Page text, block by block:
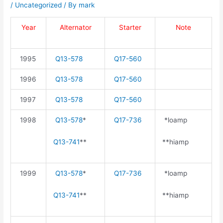
/ Uncategorized / By mark
Year Alternator Starter Note
1995 Q13-578 Q17-560
1996 Q13-578 Q17-560
1997 Q13-578 Q17-560
1998 Q13-578*
Q13-741**
Q17-736 *loamp
**hiamp
1999 Q13-578*
Q13-741**
Q17-736 *loamp
**hiamp